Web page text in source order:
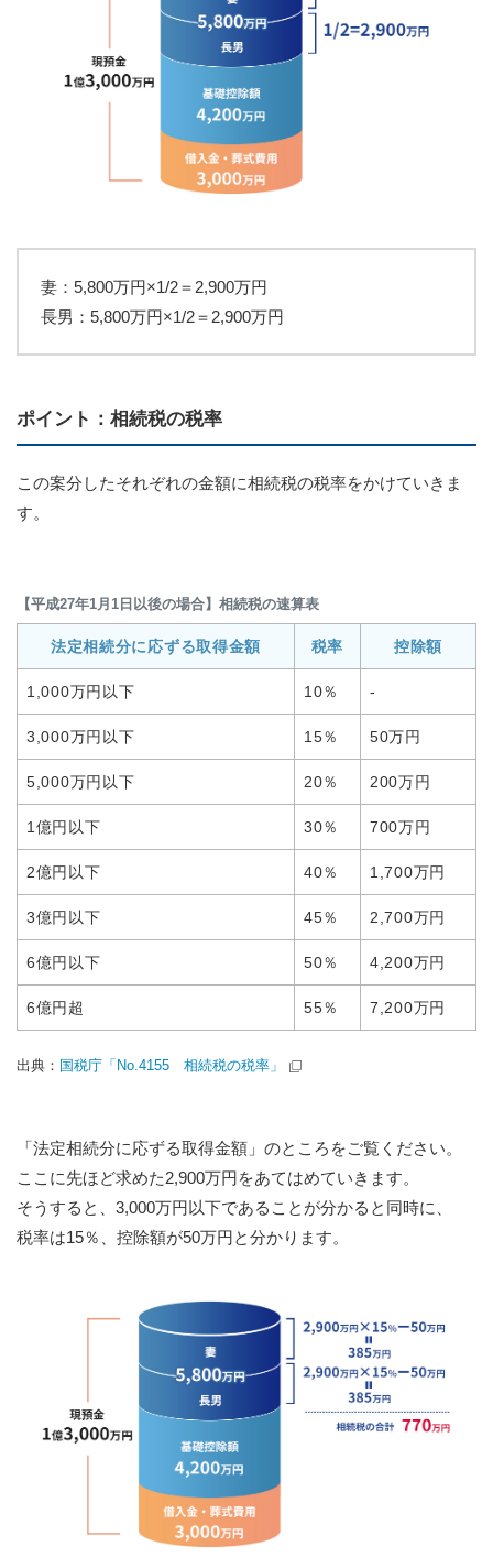
妻：5,800万円×1/2＝2,900万円
長男：5,800万円×1/2＝2,900万円
ポイント：相続税の税率
この案分したそれぞれの金額に相続税の税率をかけていきま
す。
【平成27年1月1日以後の場合】相続税の速算表
法定相続分に応ずる取得金額 税率 控除額
1,000万円以下 10％ -
3,000万円以下 15％ 50万円
5,000万円以下 20％ 200万円
1億円以下 30％ 700万円
2億円以下 40％ 1,700万円
3億円以下 45％ 2,700万円
6億円以下 50％ 4,200万円
6億円超 55％ 7,200万円
出典： 国税庁「No.4155 相続税の税率」
「法定相続分に応ずる取得金額」のところをご覧ください。
ここに先ほど求めた2,900万円をあてはめていきます。
そうすると、3,000万円以下であることが分かると同時に、
税率は15％、控除額が50万円と分かります。